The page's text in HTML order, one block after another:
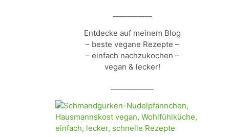
Entdecke auf meinem Blog
– beste vegane Rezepte –
– einfach nachzukochen –
vegan & lecker!